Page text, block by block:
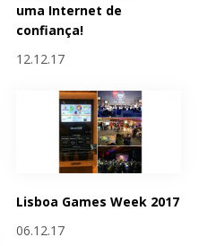
uma Internet de
confiança!
12.12.17
Lisboa Games Week 2017
06.12.17